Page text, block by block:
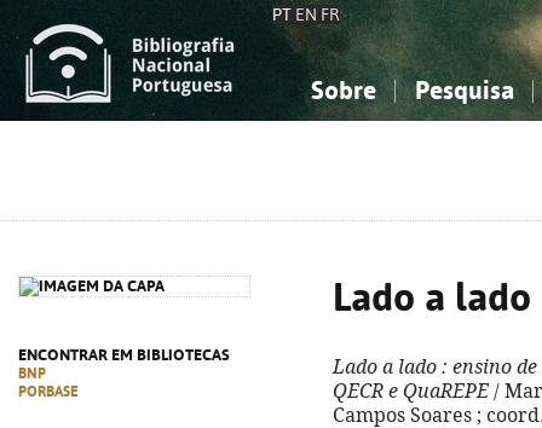
PT EN FR
Sobre Pesquisa
ENCONTRAR EM BIBLIOTECAS
BNP
PORBASE
Lado a lado
Lado a lado : ensino
QECR e QuaREPE /
Campos Soares ;